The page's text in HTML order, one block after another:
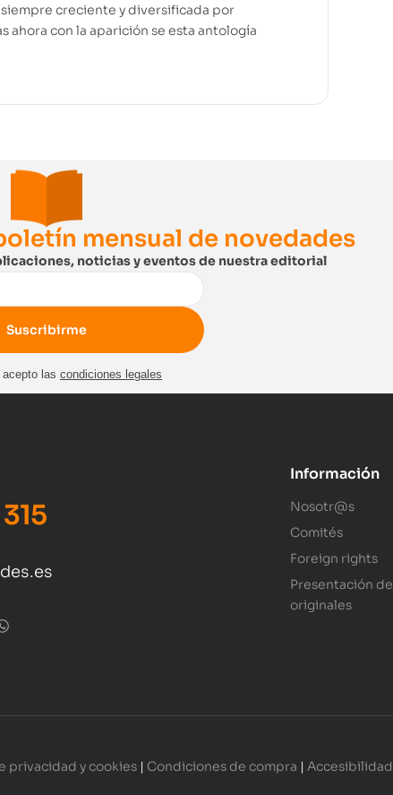
creciente y diversificada por
con la aparición se esta antología
mensual de novedades
noticias y eventos de nuestra editorial
las condiciones legales
Información
Nosotr@s
Comités
Foreign rights
Presentación de
originales
privacidad y cookies | Condiciones de compra | Accesibilidad